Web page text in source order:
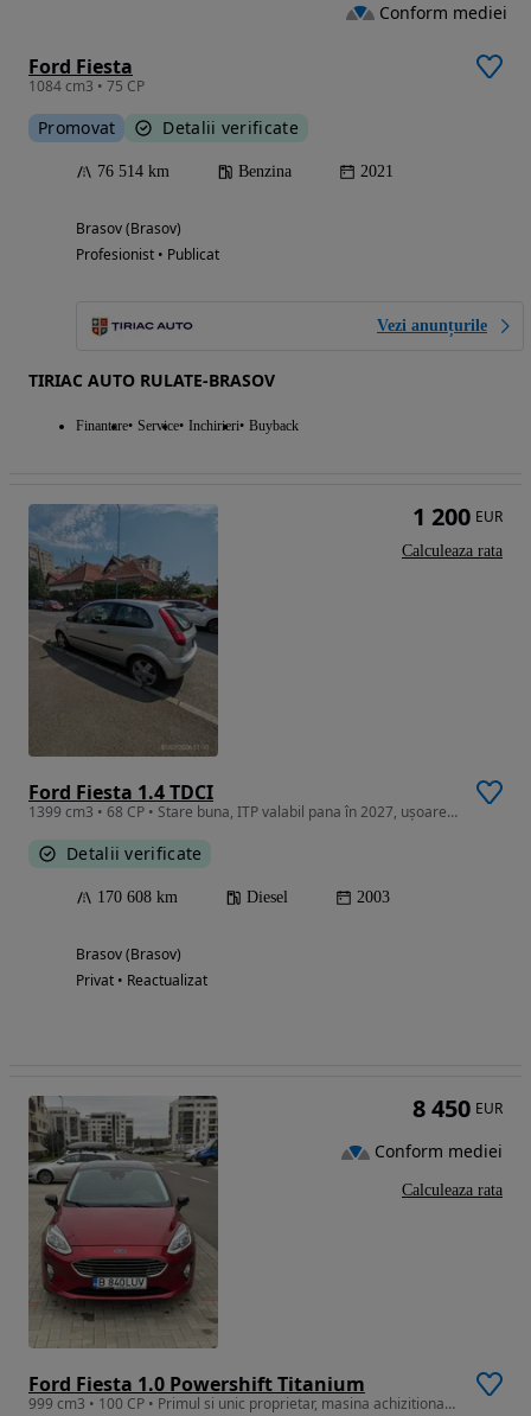
Ford Fiesta
1084 cm3 • 75 CP
Promovat Detalii verificate
76 514 km Benzina 2021
Brasov (Brasov)
Profesionist • Publicat
Vezi anunțurile
TIRIAC AUTO RULATE-BRASOV
Finantare Service Inchirieri Buyback
Conform mediei
Ford Fiesta 1.4 TDCI
1399 cm3 • 68 CP • Stare buna, ITP valabil pana în 2027, ușoare urme de rugina
Detalii verificate
170 608 km Diesel 2003
Brasov (Brasov)
Privat • Reactualizat
1 200 EUR
Calculeaza rata
Ford Fiesta 1.0 Powershift Titanium
999 cm3 • 100 CP • Primul si unic proprietar, masina achizitionata de noua
8 450 EUR
Conform mediei
Calculeaza rata